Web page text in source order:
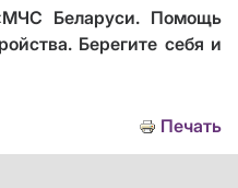
Беларуси. Помощь
Берегите себя и
Печать